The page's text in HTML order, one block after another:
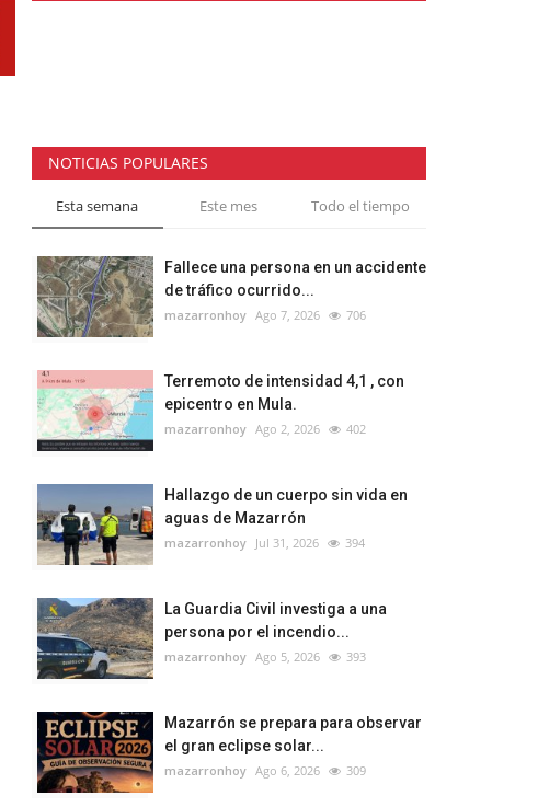
NOTICIAS POPULARES
Esta semana Este mes Todo el tiempo
Fallece una persona en un accidente
de tráfico ocurrido...
mazarronhoy Ago 7, 2026 706
Terremoto de intensidad 4,1 , con
epicentro en Mula.
mazarronhoy Ago 2, 2026 402
Hallazgo de un cuerpo sin vida en
aguas de Mazarrón
mazarronhoy Jul 31, 2026 394
La Guardia Civil investiga a una
persona por el incendio...
mazarronhoy Ago 5, 2026 393
Mazarrón se prepara para observar
el gran eclipse solar...
mazarronhoy Ago 6, 2026 309